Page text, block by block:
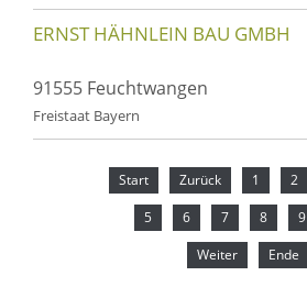
ERNST HÄHNLEIN BAU GMBH
91555 Feuchtwangen
Freistaat Bayern
Start Zurück 1 2
5 6 7 8 9
Weiter Ende